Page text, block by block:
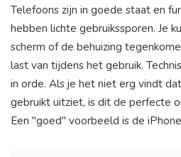
Telefoons zijn in goede staat en
hebben lichte gebruikssporen. Je
scherm of de behuizing
last van tijdens het gebruik.
in orde. Als je het niet erg vindt
gebruikt uitziet, is dit de perfecte
Een "goed" voorbeeld is de